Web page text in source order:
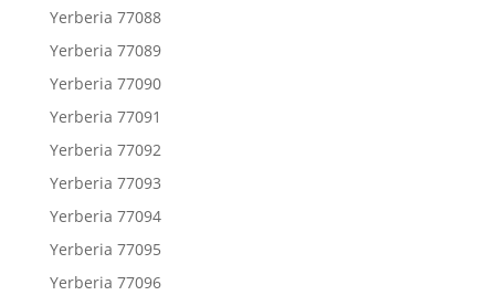
Yerberia 77088
Yerberia 77089
Yerberia 77090
Yerberia 77091
Yerberia 77092
Yerberia 77093
Yerberia 77094
Yerberia 77095
Yerberia 77096